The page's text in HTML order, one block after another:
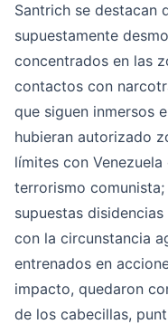
Santrich se destacan
supuestamente
concentrados en las
contactos con
que siguen inmersos
hubieran autorizado
límites con
terrorismo
supuestas
con la circunstancia
entrenados en
impacto, quedaron
de los cabecillas,